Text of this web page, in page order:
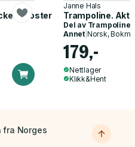
Booster
Janne Hals
Trampoline.
Del av Trampoline
Annet| Norsk,
179,-
Nettlager
Klikk&Hent
fra Norges